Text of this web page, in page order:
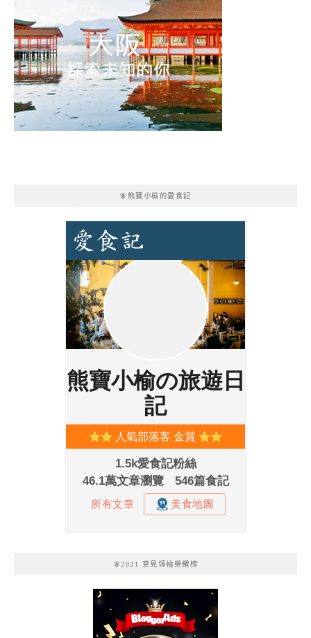
🧚熊寶小榆的愛食記
🧚2021 意見領袖榮耀榜